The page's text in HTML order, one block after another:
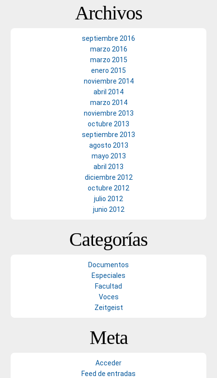
Archivos
septiembre 2016
marzo 2016
marzo 2015
enero 2015
noviembre 2014
abril 2014
marzo 2014
noviembre 2013
octubre 2013
septiembre 2013
agosto 2013
mayo 2013
abril 2013
diciembre 2012
octubre 2012
julio 2012
junio 2012
Categorías
Documentos
Especiales
Facultad
Voces
Zeitgeist
Meta
Acceder
Feed de entradas